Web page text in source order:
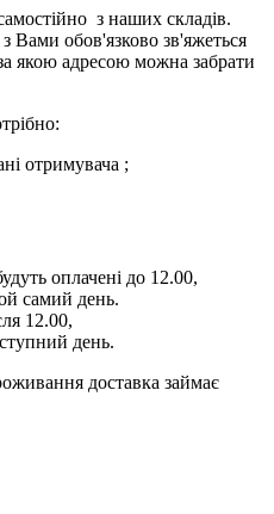
з наших складів.
Вами обов'язково зв'яжеться
якою адресою можна забрати
отримувача ;
оплачені до 12.00,
самий день.
12.00,
день.
доставка займає